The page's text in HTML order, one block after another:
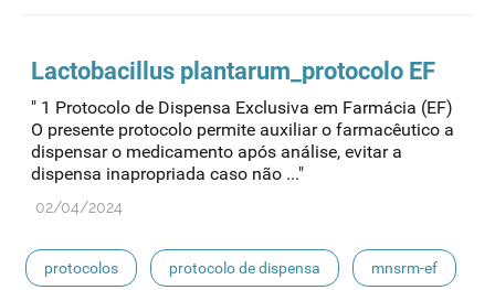
Lactobacillus plantarum_ protocolo EF
" 1 Protocolo de Dispensa Exclusiva em Farmácia (EF)
O presente protocolo permite auxiliar o farmacêutico a
dispensar o medicamento após análise, evitar a
dispensa inapropriada caso não ..."
02/04/2024
protocolos protocolo de dispensa mnsrm-ef